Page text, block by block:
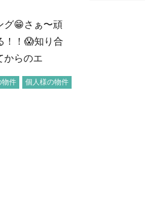
グ😁さぁ〜頑
！！😱知り合
からのエ
物件 個人様の物件